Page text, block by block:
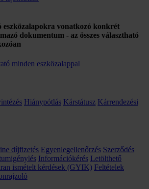
eszközalapokra vonatkozó konkrét
dokumentum - az összes választható
minden eszközalappal
Hiánypótlás Kárstátusz Kárrendezési
díjfizetés Egyenlegellenőrzés Szerződés
Információkérés Letölthető
ismételt kérdések (GYIK) Feltételek